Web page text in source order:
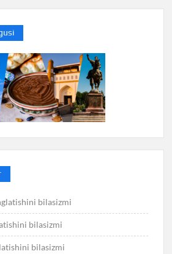
bilasizmi
bilasizmi
bilasizmi